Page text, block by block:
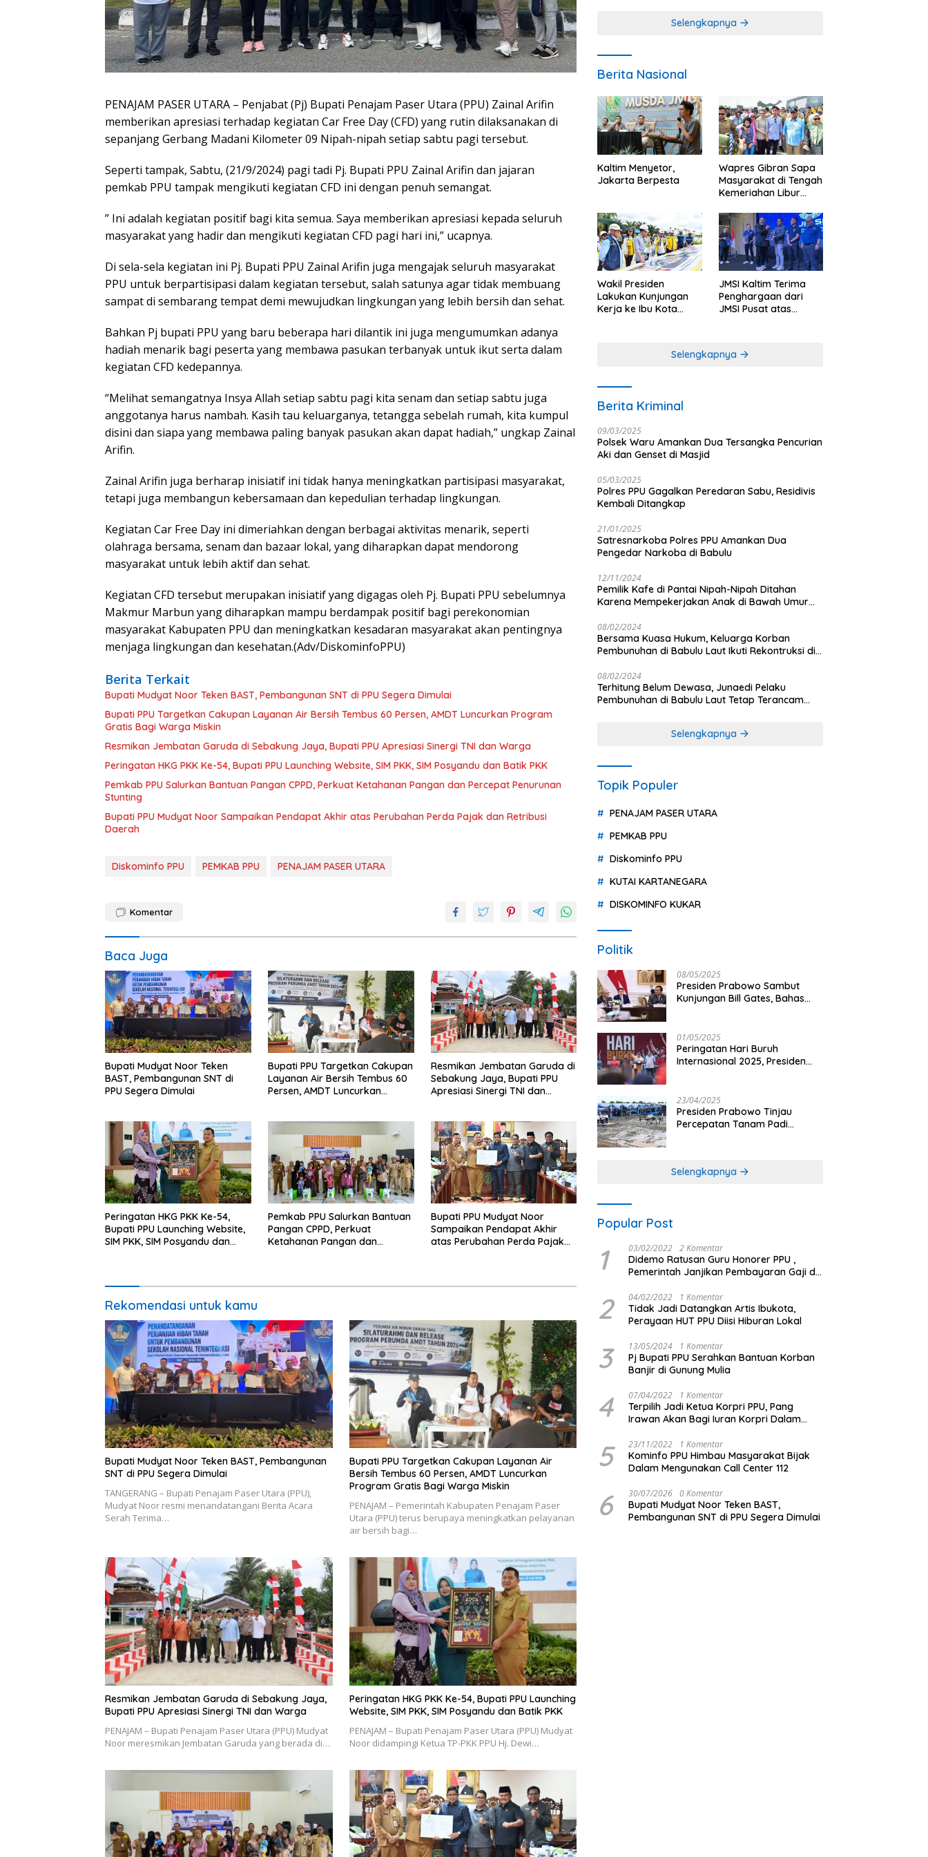
PENAJAM PASER UTARA – Penjabat (Pj) Bupati Penajam Paser Utara (PPU) Zainal Arifin
memberikan apresiasi terhadap kegiatan Car Free Day (CFD) yang rutin dilaksanakan di
sepanjang Gerbang Madani Kilometer 09 Nipah-nipah setiap sabtu pagi tersebut.
Seperti tampak, Sabtu, (21/9/2024) pagi tadi Pj. Bupati PPU Zainal Arifin dan jajaran
pemkab PPU tampak mengikuti kegiatan CFD ini dengan penuh semangat.
” Ini adalah kegiatan positif bagi kita semua. Saya memberikan apresiasi kepada seluruh
masyarakat yang hadir dan mengikuti kegiatan CFD pagi hari ini,” ucapnya.
Di sela-sela kegiatan ini Pj. Bupati PPU Zainal Arifin juga mengajak seluruh masyarakat
PPU untuk berpartisipasi dalam kegiatan tersebut, salah satunya agar tidak membuang
sampat di sembarang tempat demi mewujudkan lingkungan yang lebih bersih dan sehat.
Bahkan Pj bupati PPU yang baru beberapa hari dilantik ini juga mengumumkan adanya
hadiah menarik bagi peserta yang membawa pasukan terbanyak untuk ikut serta dalam
kegiatan CFD kedepannya.
“Melihat semangatnya Insya Allah setiap sabtu pagi kita senam dan setiap sabtu juga
anggotanya harus nambah. Kasih tau keluarganya, tetangga sebelah rumah, kita kumpul
disini dan siapa yang membawa paling banyak pasukan akan dapat hadiah,” ungkap Zainal
Arifin.
Zainal Arifin juga berharap inisiatif ini tidak hanya meningkatkan partisipasi masyarakat,
tetapi juga membangun kebersamaan dan kepedulian terhadap lingkungan.
Kegiatan Car Free Day ini dimeriahkan dengan berbagai aktivitas menarik, seperti
olahraga bersama, senam dan bazaar lokal, yang diharapkan dapat mendorong
masyarakat untuk lebih aktif dan sehat.
Kegiatan CFD tersebut merupakan inisiatif yang digagas oleh Pj. Bupati PPU sebelumnya
Makmur Marbun yang diharapkan mampu berdampak positif bagi perekonomian
masyarakat Kabupaten PPU dan meningkatkan kesadaran masyarakat akan pentingnya
menjaga lingkungan dan kesehatan.(Adv/DiskominfoPPU)
Berita Terkait
Bupati Mudyat Noor Teken BAST, Pembangunan SNT di PPU Segera Dimulai
Bupati PPU Targetkan Cakupan Layanan Air Bersih Tembus 60 Persen, AMDT Luncurkan Program
Gratis Bagi Warga Miskin
Resmikan Jembatan Garuda di Sebakung Jaya, Bupati PPU Apresiasi Sinergi TNI dan Warga
Peringatan HKG PKK Ke-54, Bupati PPU Launching Website, SIM PKK, SIM Posyandu dan Batik PKK
Pemkab PPU Salurkan Bantuan Pangan CPPD, Perkuat Ketahanan Pangan dan Percepat Penurunan
Stunting
Bupati PPU Mudyat Noor Sampaikan Pendapat Akhir atas Perubahan Perda Pajak dan Retribusi
Daerah
Diskominfo PPU PEMKAB PPU PENAJAM PASER UTARA
Komentar
Baca Juga
Bupati Mudyat Noor Teken
BAST, Pembangunan SNT di
PPU Segera Dimulai
Bupati PPU Targetkan Cakupan
Layanan Air Bersih Tembus 60
Persen, AMDT Luncurkan
Resmikan Jembatan Garuda di
Sebakung Jaya, Bupati PPU
Apresiasi Sinergi TNI dan
Peringatan HKG PKK Ke-54,
Bupati PPU Launching Website,
SIM PKK, SIM Posyandu dan
Pemkab PPU Salurkan Bantuan
Pangan CPPD, Perkuat
Ketahanan Pangan dan
Bupati PPU Mudyat Noor
Sampaikan Pendapat Akhir
atas Perubahan Perda Pajak
Rekomendasi untuk kamu
Bupati Mudyat Noor Teken BAST, Pembangunan
SNT di PPU Segera Dimulai
TANGERANG – Bupati Penajam Paser Utara (PPU),
Mudyat Noor resmi menandatangani Berita Acara
Serah Terima…
Bupati PPU Targetkan Cakupan Layanan Air
Bersih Tembus 60 Persen, AMDT Luncurkan
Program Gratis Bagi Warga Miskin
PENAJAM – Pemerintah Kabupaten Penajam Paser
Utara (PPU) terus berupaya meningkatkan pelayanan
air bersih bagi…
Resmikan Jembatan Garuda di Sebakung Jaya,
Bupati PPU Apresiasi Sinergi TNI dan Warga
PENAJAM – Bupati Penajam Paser Utara (PPU) Mudyat
Noor meresmikan Jembatan Garuda yang berada di…
Peringatan HKG PKK Ke-54, Bupati PPU Launching
Website, SIM PKK, SIM Posyandu dan Batik PKK
PENAJAM – Bupati Penajam Paser Utara (PPU) Mudyat
Noor didampingi Ketua TP-PKK PPU Hj. Dewi…
Selengkapnya
Berita Nasional
Kaltim Menyetor,
Jakarta Berpesta
Wapres Gibran Sapa
Masyarakat di Tengah
Kemeriahan Libur
Wakil Presiden
Lakukan Kunjungan
Kerja ke Ibu Kota
JMSI Kaltim Terima
Penghargaan dari
JMSI Pusat atas
Jurnalistik
Selengkapnya
Berita Kriminal
09/03/2025
Polsek Waru Amankan Dua Tersangka Pencurian
Aki dan Genset di Masjid
05/03/2025
Polres PPU Gagalkan Peredaran Sabu, Residivis
Kembali Ditangkap
21/01/2025
Satresnarkoba Polres PPU Amankan Dua
Pengedar Narkoba di Babulu
12/11/2024
Pemilik Kafe di Pantai Nipah-Nipah Ditahan
Karena Mempekerjakan Anak di Bawah Umur
08/02/2024
Bersama Kuasa Hukum, Keluarga Korban
Pembunuhan di Babulu Laut Ikuti Rekontruksi di
08/02/2024
Terhitung Belum Dewasa, Junaedi Pelaku
Pembunuhan di Babulu Laut Tetap Terancam
Selengkapnya
Topik Populer
PENAJAM PASER UTARA
PEMKAB PPU
Diskominfo PPU
KUTAI KARTANEGARA
DISKOMINFO KUKAR
Politik
08/05/2025
Presiden Prabowo Sambut
Kunjungan Bill Gates, Bahas
Pertanian di Indonesia
01/05/2025
Peringatan Hari Buruh
Internasional 2025, Presiden
23/04/2025
Presiden Prabowo Tinjau
Percepatan Tanam Padi
Selengkapnya
Popular Post
1 03/02/2022 2 Komentar
Didemo Ratusan Guru Honorer PPU ,
Pemerintah Janjikan Pembayaran Gaji di
2 04/02/2022 1 Komentar
Tidak Jadi Datangkan Artis Ibukota,
Perayaan HUT PPU Diisi Hiburan Lokal
3 13/05/2024 1 Komentar
Pj Bupati PPU Serahkan Bantuan Korban
Banjir di Gunung Mulia
4 07/04/2022 1 Komentar
Terpilih Jadi Ketua Korpri PPU, Pang
Irawan Akan Bagi Iuran Korpri Dalam
5 23/11/2022 1 Komentar
Kominfo PPU Himbau Masyarakat Bijak
Dalam Mengunakan Call Center 112
6 30/07/2026 0 Komentar
Bupati Mudyat Noor Teken BAST,
Pembangunan SNT di PPU Segera Dimulai